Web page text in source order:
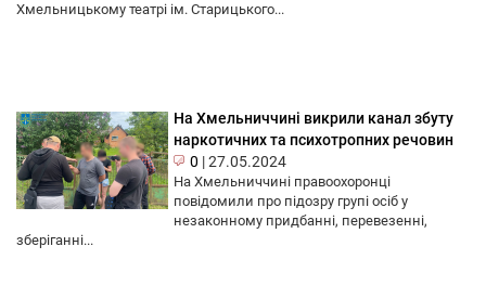
Хмельницькому театрі ім. Старицького...
На Хмельниччині викрили канал збуту
наркотичних та психотропних речовин
0 |27.05.2024
На Хмельниччині правоохоронці
повідомили про підозру групі осіб у
незаконному придбанні, перевезенні,
зберіганні...